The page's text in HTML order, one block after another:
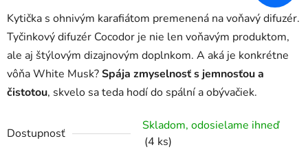
Kytička s ohnivým karafiátom premenená na voňavý difuzér.
Tyčinkový difuzér Cocodor je nie len voňavým produktom,
ale aj štýlovým dizajnovým doplnkom. A aká je konkrétne
vôňa White Musk?Spája zmyselnosť s jemnosťou a
čistotou, skvelo sa teda hodí do spální a obývačiek.
Dostupnosť
Skladom, odosielame ihneď
(4 ks)